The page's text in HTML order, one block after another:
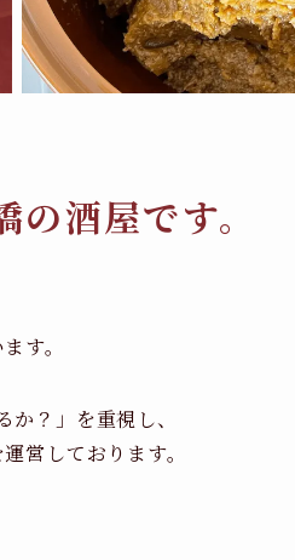
酒屋です。
す。
？」を重視し、
営しております。